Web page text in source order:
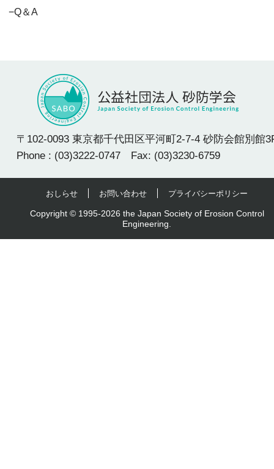
Q＆A
〒102-0093 東京都千代田区平河町2-7-4 砂防会館別館
Phone : (03)3222-0747 Fax: (03)3230-6759
おしらせ お問い合わせ プライバシーポリシー
Copyright © 1995-2026 the Japan Society of Erosion Control
Engineering.